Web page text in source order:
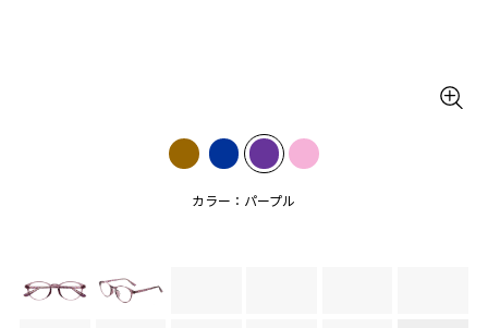
カラー：パープル